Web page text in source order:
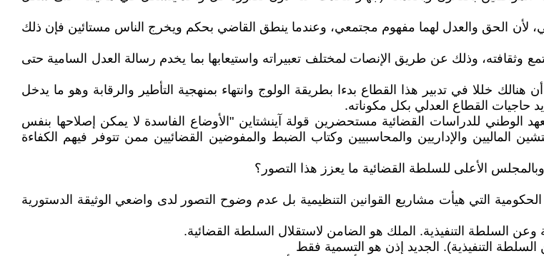
لأن الحق والعدل لهما مفهوم مجتمعي، وعندما ينطق القاضي بحكم ويخرج الناس مستائين فإن ذلك
وذلك عن طريق الإنصات لمختلف تعبيراته واستيعابها بما يخدم رسالة العدل السامية حتى
خللا في تدبير هذا القطاع بدءا بطريقة الولوج وانتهاء بمنهجية التأطير والرقابة وهو ما يدخل
حاجيات القطاع العدلي بكل مكوناته.
الوطني للدراسات القضائية مستحضرين قولة آينشتاين "الأوضاع الفاسدة لا يمكن إصلاحها بنفس
الماليين والإداريين والمحاسبيين وكتاب الضبط والمفوضين القضائيين ممن تتوفر فيهم الكفاءة
الأعلى للسلطة القضائية ما يعزز هذا التصور؟
التي هيأت مشاريع القوانين التنظيمية بل عدم وضوح التصور لدى واضعي الوثيقة الدستورية